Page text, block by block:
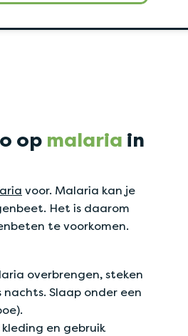
op malaria in
voor. Malaria kan je
Het is daarom
te voorkomen.
overbrengen, steken
nachts. Slaap onder een
en gebruik